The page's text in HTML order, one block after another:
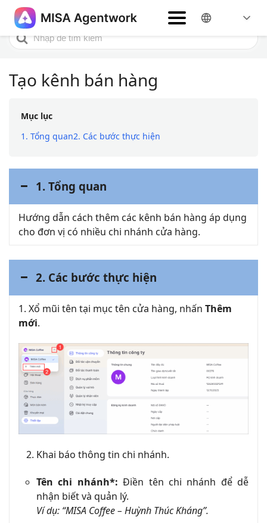
Home Bắt đầu sử dụng Tạo kênh bán hàng
Search
For
Tạo kênh bán hàng
Mục lục
1. Tổng quan2. Các bước thực hiện
1. Tổng quan
Hướng dẫn cách thêm các kênh bán hàng áp dụng
cho đơn vị có nhiều chi nhánh cửa hàng.
2. Các bước thực hiện
1. Xổ mũi tên tại mục tên cửa hàng, nhấn Thêm
mới.
Khai báo thông tin chi nhánh.
Tên chi nhánh*: Điền tên chi nhánh để dễ
nhận biết và quản lý.
Ví dụ: “MISA Coffee – Huỳnh Thúc Kháng”.